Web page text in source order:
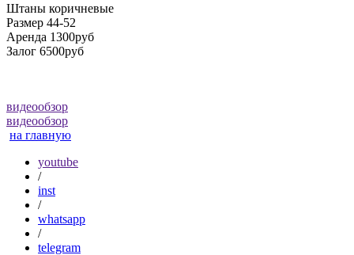
Штаны коричневые
Размер 44-52
Аренда 1300руб
Залог 6500руб
видеообзор
видеообзор
на главную
youtube
/
inst
/
whatsapp
/
telegram